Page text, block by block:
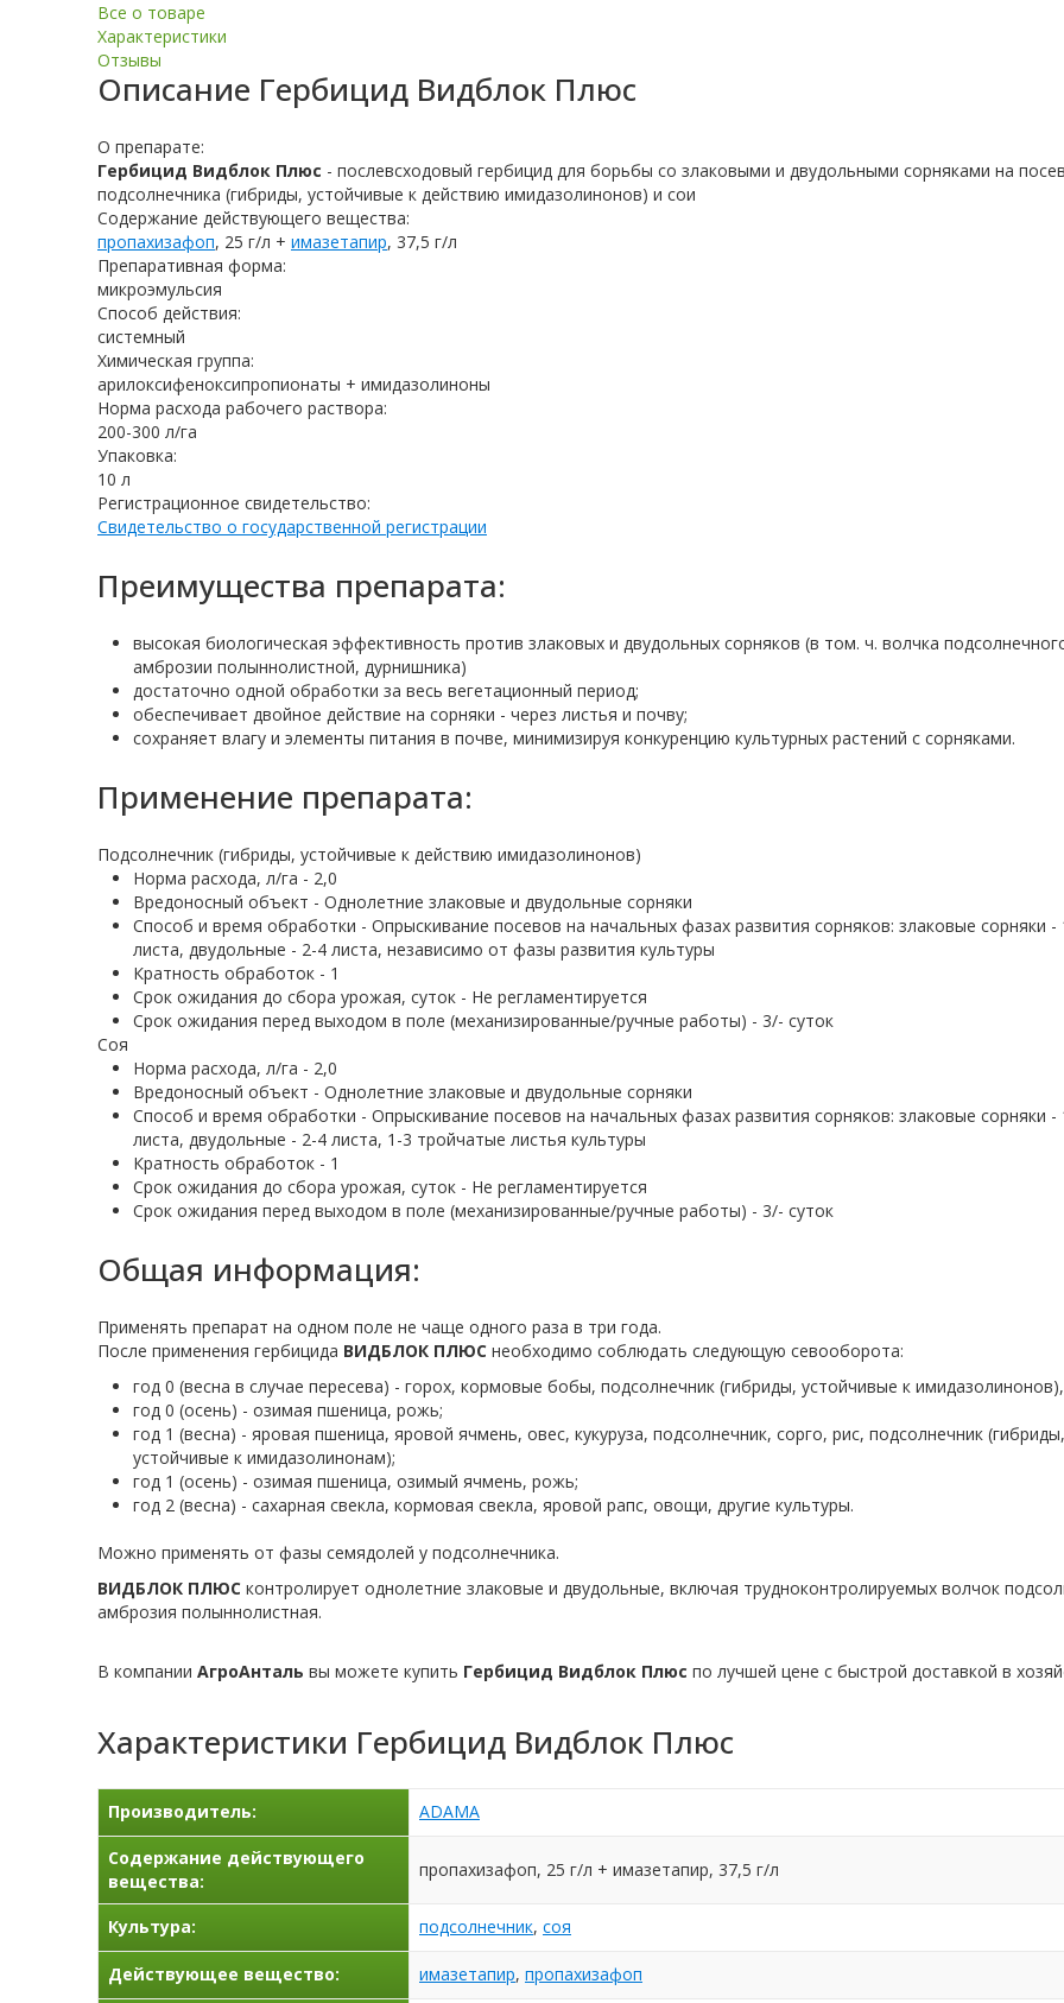
Все о товаре
Характеристики
Отзывы
Описание Гербицид Видблок Плюс
О препарате:
Гербицид Видблок Плюс - послевсходовый гербицид для борьбы со злаковыми и двудольными сорняками на
подсолнечника (гибриды, устойчивые к действию имидазолинонов) и сои
Содержание действующего вещества:
пропахизафоп, 25 г/л + имазетапир, 37,5 г/л
Препаративная форма:
микроэмульсия
Способ действия:
системный
Химическая группа:
арилоксифеноксипропионаты + имидазолиноны
Норма расхода рабочего раствора:
200-300 л/га
Упаковка:
10 л
Регистрационное свидетельство:
Свидетельство о государственной регистрации
Преимущества препарата:
высокая биологическая эффективность против злаковых и двудольных сорняков (в том. ч. волчка
амброзии полыннолистной, дурнишника)
достаточно одной обработки за весь вегетационный период;
обеспечивает двойное действие на сорняки - через листья и почву;
сохраняет влагу и элементы питания в почве, минимизируя конкуренцию культурных растений с сорняками.
Применение препарата:
Подсолнечник (гибриды, устойчивые к действию имидазолинонов)
Норма расхода, л/га - 2,0
Вредоносный объект - Однолетние злаковые и двудольные сорняки
Способ и время обработки - Опрыскивание посевов на начальных фазах развития сорняков: злаковые сорняки -
листа, двудольные - 2-4 листа, независимо от фазы развития культуры
Кратность обработок - 1
Срок ожидания до сбора урожая, суток - Не регламентируется
Срок ожидания перед выходом в поле (механизированные/ручные работы) - 3/- суток
Соя
Норма расхода, л/га - 2,0
Вредоносный объект - Однолетние злаковые и двудольные сорняки
Способ и время обработки - Опрыскивание посевов на начальных фазах развития сорняков: злаковые сорняки -
листа, двудольные - 2-4 листа, 1-3 тройчатые листья культуры
Кратность обработок - 1
Срок ожидания до сбора урожая, суток - Не регламентируется
Срок ожидания перед выходом в поле (механизированные/ручные работы) - 3/- суток
Общая информация:
Применять препарат на одном поле не чаще одного раза в три года.
После применения гербицида ВИДБЛОК ПЛЮС необходимо соблюдать следующую севооборота:
год 0 (весна в случае пересева) - горох, кормовые бобы, подсолнечник (гибриды, устойчивые к
год 0 (осень) - озимая пшеница, рожь;
год 1 (весна) - яровая пшеница, яровой ячмень, овес, кукуруза, подсолнечник, сорго, рис, подсолнечник (гибриды,
устойчивые к имидазолинонам);
год 1 (осень) - озимая пшеница, озимый ячмень, рожь;
год 2 (весна) - сахарная свекла, кормовая свекла, яровой рапс, овощи, другие культуры.
Можно применять от фазы семядолей у подсолнечника.
ВИДБЛОК ПЛЮС контролирует однолетние злаковые и двудольные, включая трудноконтролируемых волчок
амброзия полыннолистная.
В компании АгроАнталь вы можете купить Гербицид Видблок Плюс по лучшей цене с быстрой доставкой в
Характеристики Гербицид Видблок Плюс
Производитель: ADAMA
Содержание действующего
вещества:
пропахизафоп, 25 г/л + имазетапир, 37,5 г/л
Культура: подсолнечник, соя
Действующее вещество: имазетапир, пропахизафоп